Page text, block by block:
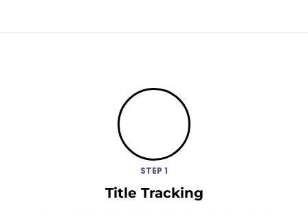
STEP 1
Title Tracking